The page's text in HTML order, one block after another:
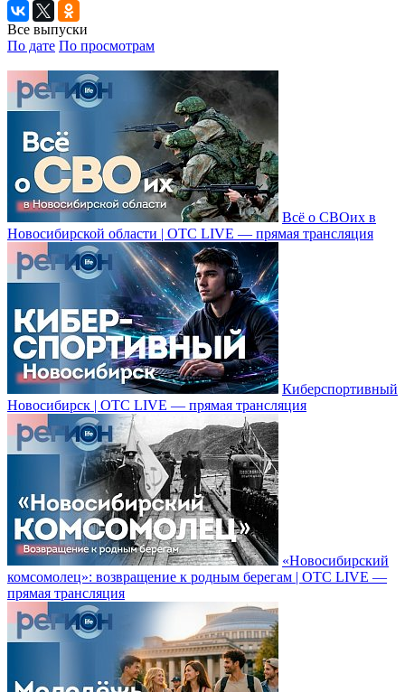
Все выпуски
По дате По просмотрам
Всё о СВОих в
Новосибирской области | ОТС LIVE — прямая трансляция
Киберспортивный
Новосибирск | ОТС LIVE — прямая трансляция
«Новосибирский
комсомолец»: возвращение к родным берегам | ОТС LIVE —
прямая трансляция